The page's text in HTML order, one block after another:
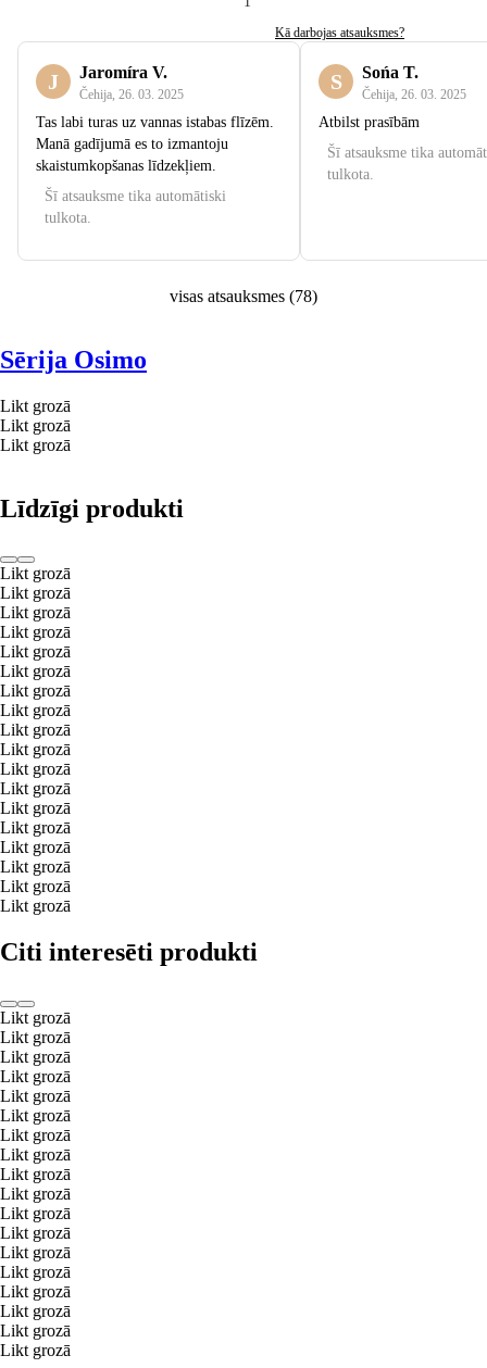
Kā darbojas atsauksmes?
J Jaromíra V.
Čehija 26. 03. 2025
Tas labi turas uz vannas istabas flīzēm.
Manā gadījumā es to izmantoju
skaistumkopšanas līdzekļiem.
Šī atsauksme tika automātiski
tulkota.
S Sońa T.
Čehija 26. 03. 2025
Atbilst prasībām
Šī atsauksme tika
tulkota.
visas atsauksmes (78)
Sērija Osimo
Likt grozā
Likt grozā
Likt grozā
Līdzīgi produkti
Likt grozā
Likt grozā
Likt grozā
Likt grozā
Likt grozā
Likt grozā
Likt grozā
Likt grozā
Likt grozā
Likt grozā
Likt grozā
Likt grozā
Likt grozā
Likt grozā
Likt grozā
Likt grozā
Likt grozā
Likt grozā
Citi interesēti produkti
Likt grozā
Likt grozā
Likt grozā
Likt grozā
Likt grozā
Likt grozā
Likt grozā
Likt grozā
Likt grozā
Likt grozā
Likt grozā
Likt grozā
Likt grozā
Likt grozā
Likt grozā
Likt grozā
Likt grozā
Likt grozā